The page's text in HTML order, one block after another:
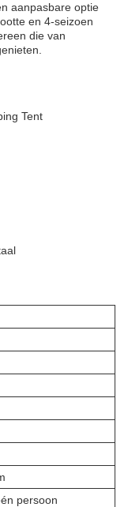
aanpasbare optie
en 4-seizoen
die van
Tent
persoon